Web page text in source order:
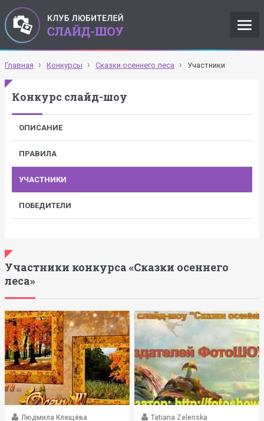
Главная Конкурсы Сказки осеннего леса Участники
Конкурс слайд-шоу
ОПИСАНИЕ
ПРАВИЛА
УЧАСТНИКИ
ПОБЕДИТЕЛИ
Участники конкурса «Сказки осеннего
леса»
Людмила Клещёва
Tatiana Zelenska